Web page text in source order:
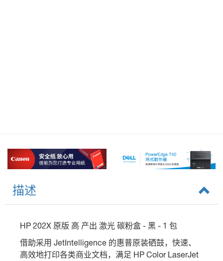
描述
HP 202X 原版 高 产出 激光 碳粉盒 - 黑 - 1 包
借助采用 JetIntelligence 的惠普原装硒鼓，快速、
高效地打印各类商业文档，满足 HP Color LaserJet